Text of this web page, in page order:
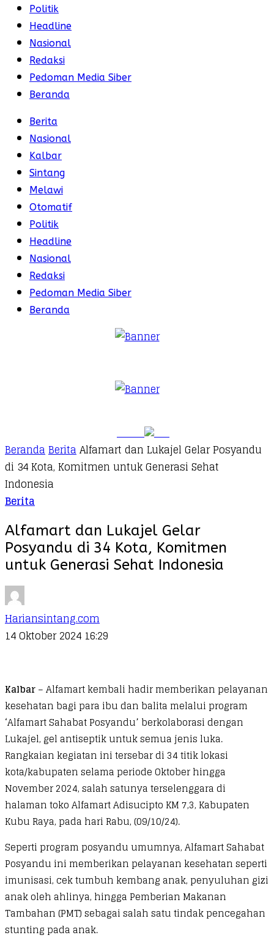
Politik
Headline
Nasional
Redaksi
Pedoman Media Siber
Beranda
Berita
Nasional
Kalbar
Sintang
Melawi
Otomatif
Politik
Headline
Nasional
Redaksi
Pedoman Media Siber
Beranda
BerandaBeritaAlfamart dan Lukajel Gelar Posyandu
di 34 Kota, Komitmen untuk Generasi Sehat
Indonesia
Berita
Alfamart dan Lukajel Gelar
Posyandu di 34 Kota, Komitmen
untuk Generasi Sehat Indonesia
Hariansintang.com
14 Oktober 2024 16:29
Kalbar– Alfamart kembali hadir memberikan pelayanan
kesehatan bagi para ibu dan balita melalui program
‘Alfamart Sahabat Posyandu’ berkolaborasi dengan
Lukajel, gel antiseptik untuk semua jenis luka.
Rangkaian kegiatan ini tersebar di 34 titik lokasi
kota/kabupaten selama periode Oktober hingga
November 2024, salah satunya terselenggara di
halaman toko Alfamart Adisucipto KM 7,3, Kabupaten
Kubu Raya, pada hari Rabu, (09/10/24).
Seperti program posyandu umumnya, Alfamart Sahabat
Posyandu ini memberikan pelayanan kesehatan seperti
imunisasi, cek tumbuh kembang anak, penyuluhan gizi
anak oleh ahlinya, hingga Pemberian Makanan
Tambahan (PMT) sebagai salah satu tindak pencegahan
stunting pada anak.